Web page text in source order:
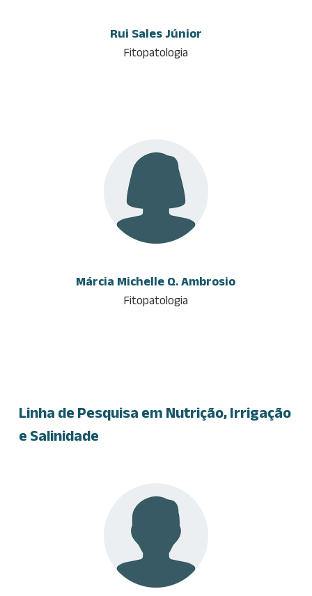
Rui Sales Júnior
Fitopatologia
Márcia Michelle Q. Ambrosio
Fitopatologia
Linha de Pesquisa em Nutrição, Irrigação
e Salinidade